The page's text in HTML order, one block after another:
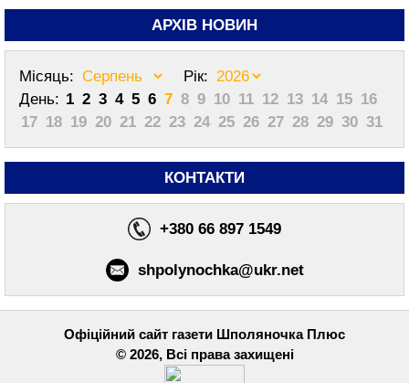
АРХІВ НОВИН
Місяць:
Рік:
День: 1 2 3 4 5 6 7 8 9 10 11 12 13 14 15 16
17 18 19 20 21 22 23 24 25 26 27 28 29 30 31
КОНТАКТИ
+380 66 897 1549
shpolynochka@ukr.net
Офіційний сайт газети Шполяночка Плюс
© 2026, Всі права захищені